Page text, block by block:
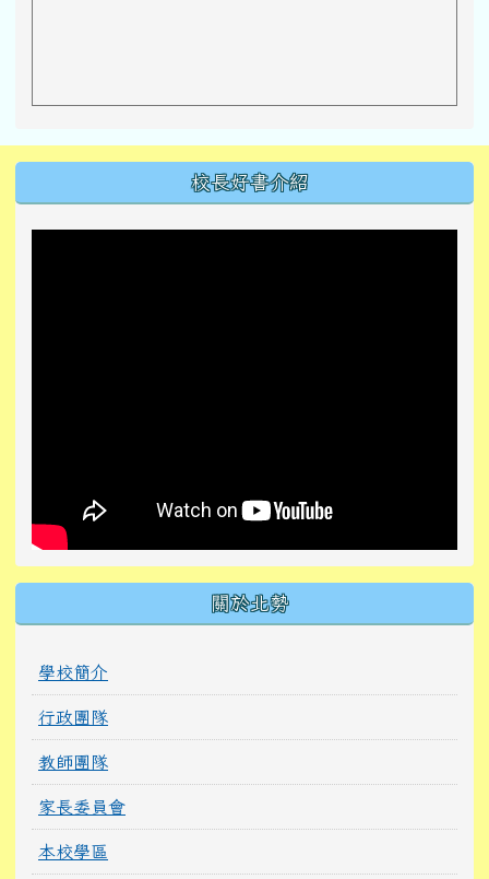
校長好書介紹
關於北勢
學校簡介
行政團隊
教師團隊
家長委員會
本校學區